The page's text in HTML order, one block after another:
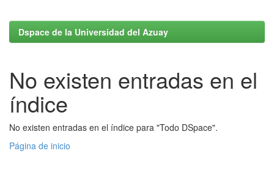
Dspace de la Universidad del Azuay
No existen entradas en el
índice
No existen entradas en el índice para "Todo DSpace".
Página de inicio